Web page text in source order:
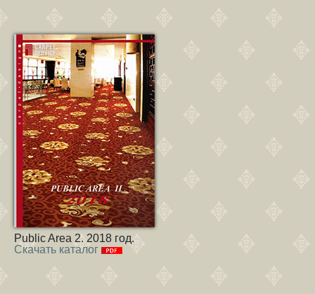
Public Area 2. 2018 год.
Скачать каталог